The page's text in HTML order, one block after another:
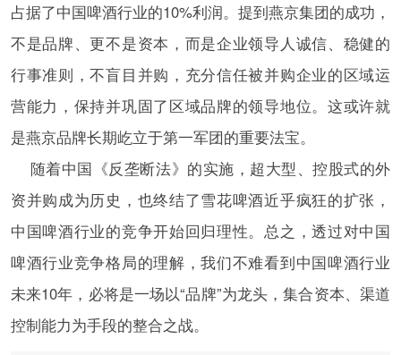
占据了中国啤酒行业的10%利润。提到燕京集团的成功，
不是品牌、更不是资本，而是企业领导人诚信、稳健的
行事准则，不盲目并购，充分信任被并购企业的区域运
营能力，保持并巩固了区域品牌的领导地位。这或许就
是燕京品牌长期屹立于第一军团的重要法宝。
随着中国《反垄断法》的实施，超大型、控股式的外
资并购成为历史，也终结了雪花啤酒近乎疯狂的扩张，
中国啤酒行业的竞争开始回归理性。总之，透过对中国
啤酒行业竞争格局的理解，我们不难看到中国啤酒行业
未来10年，必将是一场以“品牌”为龙头，集合资本、渠道
控制能力为手段的整合之战。